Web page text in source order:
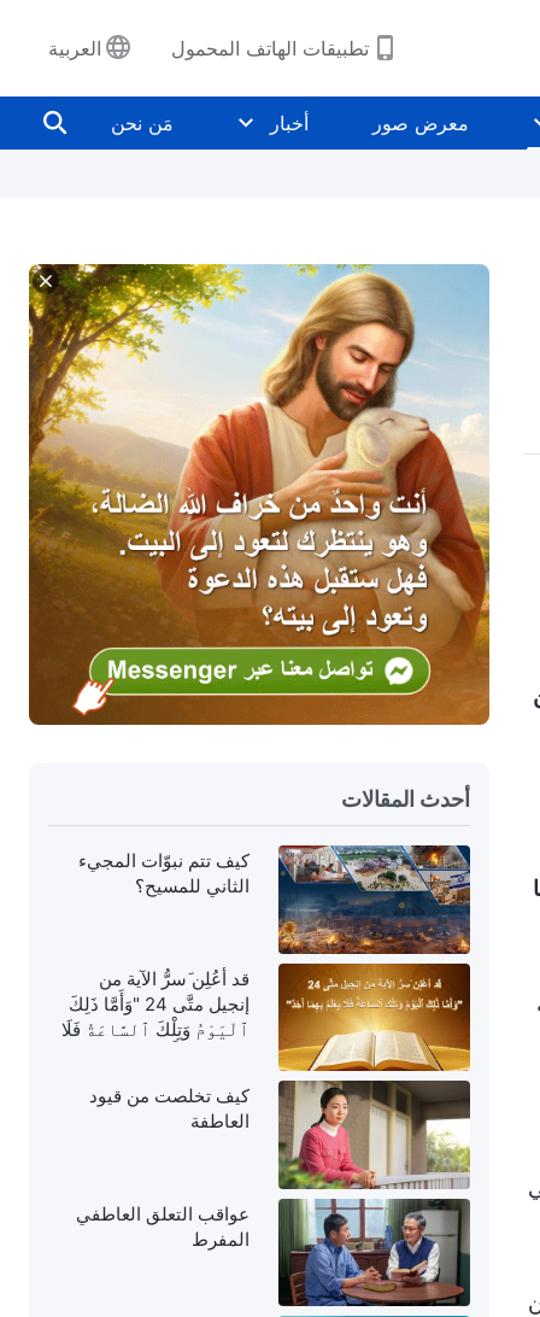
تطبيقات الهاتف المحمول العربية
معرض صور أخبار مَن نحن
أحدث المقالات
كيف تتم نبوّات المجيء
الثاني للمسيح؟
قد أعُلِن َسرُّ الآية من
إنجيل متَّى 24 "وَأَمَّا ذَلِكَ
ٱلْيَوْمُ وَتِلْكَ ٱلسَّاعَةُ فَلَا
كيف تخلصت من قيود
العاطفة
عواقب التعلق العاطفي
المفرط